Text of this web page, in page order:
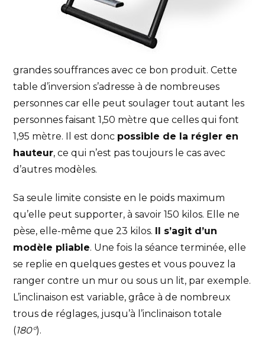
grandes souffrances avec ce bon produit. Cette
table d’inversion s’adresse à de nombreuses
personnes car elle peut soulager tout autant les
personnes faisant 1,50 mètre que celles qui font
1,95 mètre. Il est donc possible de la régler en
hauteur, ce qui n’est pas toujours le cas avec
d’autres modèles.
Sa seule limite consiste en le poids maximum
qu’elle peut supporter, à savoir 150 kilos. Elle ne
pèse, elle-même que 23 kilos.
Il s’agit d’un
modèle pliable. Une fois la séance terminée, elle
se replie en quelques gestes et vous pouvez la
ranger contre un mur ou sous un lit, par exemple.
L’inclinaison est variable, grâce à de nombreux
trous de réglages, jusqu’à l’inclinaison totale
(180°).